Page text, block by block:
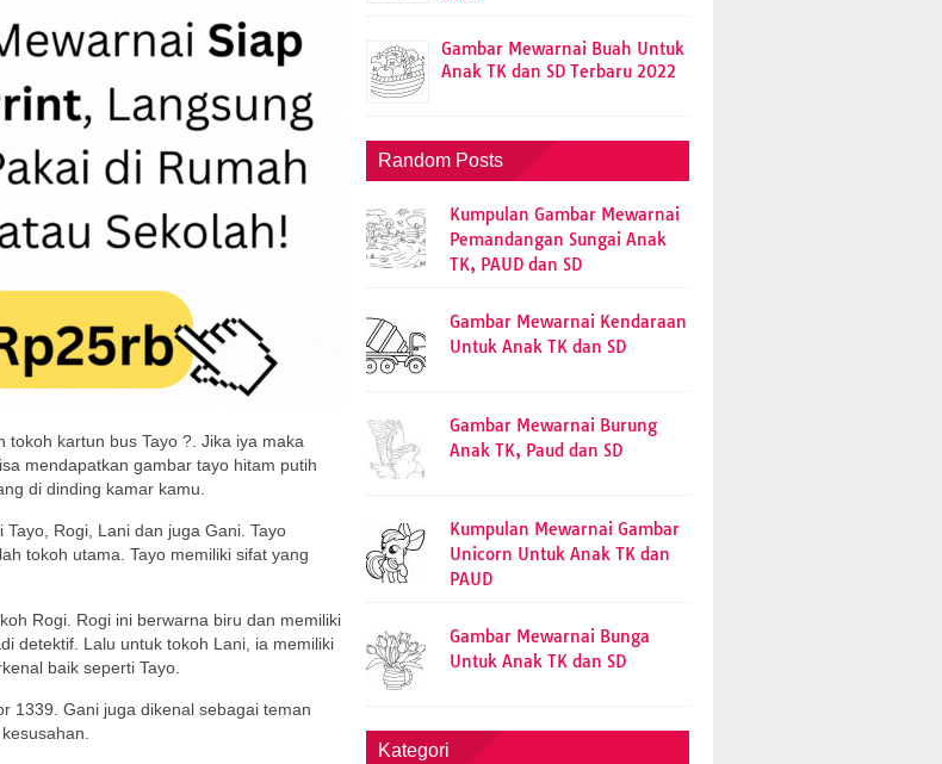
tokoh kartun bus Tayo ?. Jika iya maka
mendapatkan gambar tayo hitam putih
di dinding kamar kamu.
Rogi, Lani dan juga Gani. Tayo
tokoh utama. Tayo memiliki sifat yang
Rogi. Rogi ini berwarna biru dan memiliki
detektif. Lalu untuk tokoh Lani, ia memiliki
baik seperti Tayo.
1339. Gani juga dikenal sebagai teman
Gambar Mewarnai Buah Untuk
Anak TK dan SD Terbaru 2022
Random Posts
Kumpulan Gambar Mewarnai
Pemandangan Sungai Anak
TK, PAUD dan SD
Gambar Mewarnai Kendaraan
Untuk Anak TK dan SD
Gambar Mewarnai Burung
Anak TK, Paud dan SD
Kumpulan Mewarnai Gambar
Unicorn Untuk Anak TK dan
PAUD
Gambar Mewarnai Bunga
Untuk Anak TK dan SD
Kategori